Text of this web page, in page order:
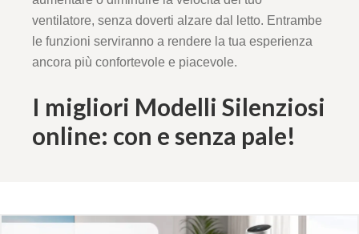
ventilatore, senza doverti alzare dal letto. Entrambe
le funzioni serviranno a rendere la tua esperienza
ancora più confortevole e piacevole.
I migliori Modelli Silenziosi
online: con e senza pale!